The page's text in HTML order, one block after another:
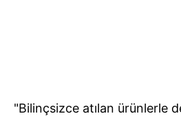
"Bilinçsizce atılan ürünlerle